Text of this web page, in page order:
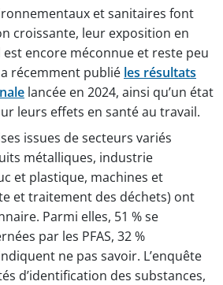
et sanitaires font
croissante, leur exposition en
encore méconnue et reste peu
a récemment publié les résultats
lancée en 2024, ainsi qu’un état
leurs effets en santé au travail.
issues de secteurs variés
métalliques, industrie
et plastique, machines et
et traitement des déchets) ont
Parmi elles, 51 % se
par les PFAS, 32 %
ne pas savoir. L’enquête
d’identification des substances,